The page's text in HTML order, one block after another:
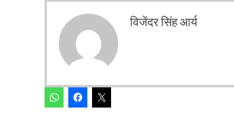
विजेंदर सिंह आर्य